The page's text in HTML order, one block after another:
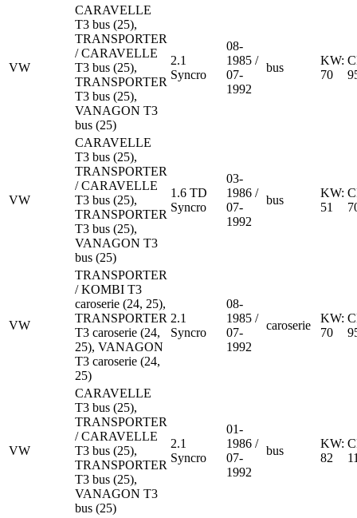
VW
CARAVELLE
T3 bus (25),
TRANSPORTER
/ CARAVELLE
T3 bus (25),
TRANSPORTER
T3 bus (25),
VANAGON T3
bus (25)
2.1
Syncro
08-
1985 /
07-
1992
bus
KW:
70
VW
CARAVELLE
T3 bus (25),
TRANSPORTER
/ CARAVELLE
T3 bus (25),
TRANSPORTER
T3 bus (25),
VANAGON T3
bus (25)
1.6 TD
Syncro
03-
1986 /
07-
1992
bus
KW:
51
VW
TRANSPORTER
/ KOMBI T3
caroserie (24, 25),
TRANSPORTER
T3 caroserie (24,
25), VANAGON
T3 caroserie (24,
25)
2.1
Syncro
08-
1985 /
07-
1992
caroserie
KW:
70
VW
CARAVELLE
T3 bus (25),
TRANSPORTER
/ CARAVELLE
T3 bus (25),
TRANSPORTER
T3 bus (25),
VANAGON T3
bus (25)
2.1
Syncro
01-
1986 /
07-
1992
bus
KW:
82